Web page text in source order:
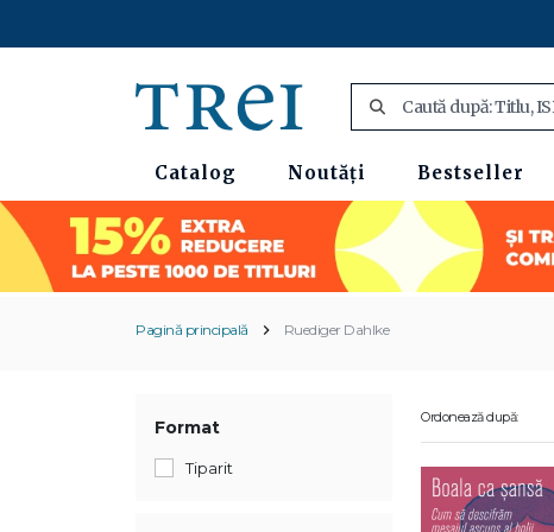
Catalog Noutăți Bestseller
Pagină principală Ruediger Dahlke
Format
Tiparit
Ordonează după: